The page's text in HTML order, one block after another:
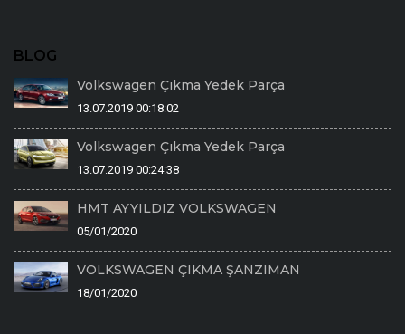
BLOG
Volkswagen Çıkma Yedek Parça
13.07.2019 00:18:02
Volkswagen Çıkma Yedek Parça
13.07.2019 00:24:38
HMT AYYILDIZ VOLKSWAGEN
05/01/2020
VOLKSWAGEN ÇIKMA ŞANZIMAN
18/01/2020